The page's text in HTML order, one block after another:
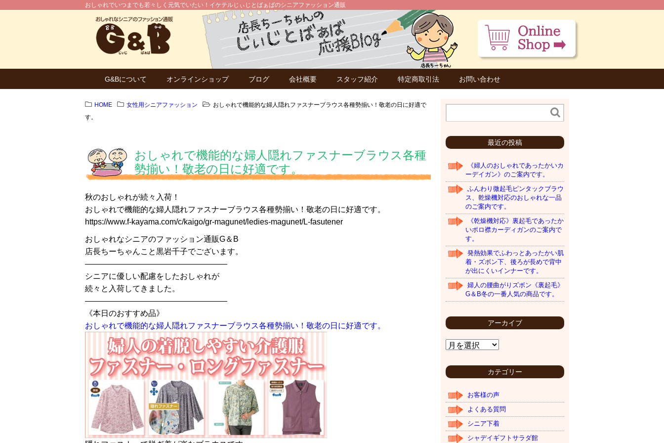
おしゃれでいつまでも若々しく元気でいたい！イケテルじぃじとばぁばのシニアファッション通販
G&Bについて オンラインショップ ブログ 会社概要 スタッフ紹介 特定商取引法 お問い合わせ
HOME 女性用シニアファッション
おしゃれで機能的な婦人隠れファスナーブラウス各種勢揃い！敬老の日に好適で
す。
おしゃれで機能的な婦人隠れファスナーブラウス各種
勢揃い！敬老の日に好適です。
秋のおしゃれが続々入荷！
おしゃれで機能的な婦人隠れファスナーブラウス各種勢揃い！敬老の日に好適です。
https://www.f-kayama.com/c/kaigo/gr-magunet/ledies-magunet/L-fasutener
おしゃれなシニアのファッション通販G＆B
店長ちーちゃんこと黒岩千子でございます。
——————————————————
シニアに優しい配慮をしたおしゃれが
続々と入荷してきました。
——————————————————
《本日のおすすめ品》
おしゃれで機能的な婦人隠れファスナーブラウス各種勢揃い！敬老の日に好適です。
最近の投稿
《婦人のおしゃれであったかいカ
ーデイガン》のご案内です。
ふんわり微起毛ピンタックブラウ
ス、乾燥機対応のおしゃれな一品
のご案内です。
《乾燥機対応》裏起毛であったか
いポロ襟カーディガンのご案内で
す。
発熱効果でふわっとあったかい肌
着・ズボン下、後ろが長めで背中
が出にくいインナーです。
婦人の腰曲がりズボン《裏起毛》
G＆B冬の一番人気の商品です。
アーカイブ
ア
ー
イ
ブ
カテゴリー
お客様の声
よくある質問
シニア下着
シャデイギフトサラダ館